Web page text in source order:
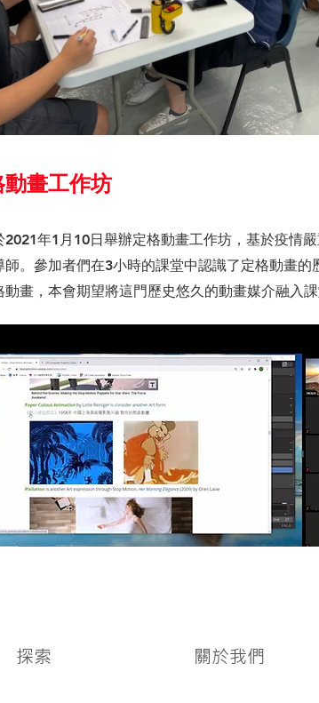
動畫工作坊
2021年1月10日舉辦定格動畫工作坊，基於疫情
師。參加者們在3小時的課堂中認識了定格動畫
動畫，本會期望將這門歷史悠久的動畫媒介融入
探索 關於我們